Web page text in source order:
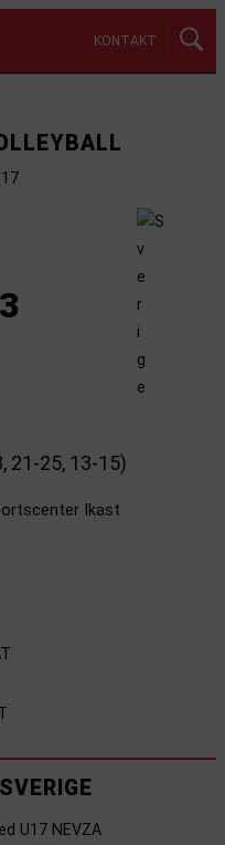
KONTAKT
21-25, 13-15)
Ikast
U17 NEVZA